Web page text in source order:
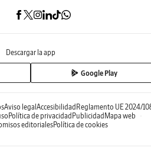
Descargar la app
Google Play
Aviso legal Accesibilidad Reglamento UE 2024/
Política de privacidad Publicidad Mapa web
editorialesPolítica de cookies